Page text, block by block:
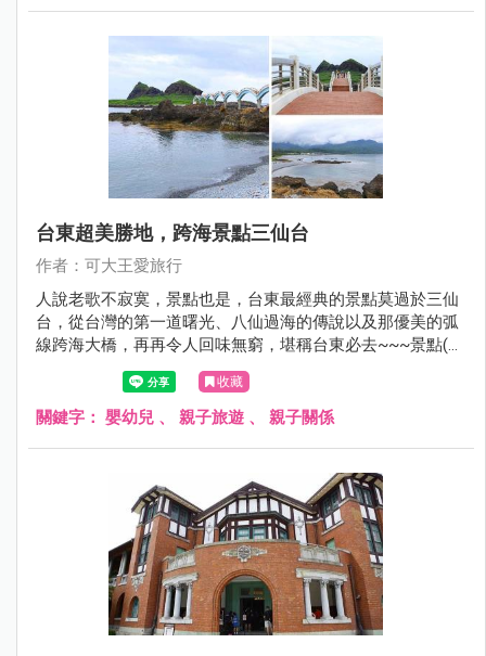
台東超美勝地，跨海景點三仙台
作者：可大王愛旅行
人說老歌不寂寞，景點也是，台東最經典的景點莫過於三仙
台，從台灣的第一道曙光、八仙過海的傳說以及那優美的弧
線跨海大橋，再再令人回味無窮，堪稱台東必去~~~景點(斷
點斷得很尷尬)。三仙台也是台灣少有的跨海景點，拾階踏上
拱橋遠眺愛心海灣。一旁是礫石沙灘，小孩玩石頭，爸媽吹
著海風讓人忘憂解愁。出發吧，一起越過跨海拱橋，尋找傳
收藏
關鍵字： 嬰幼兒 、 親子旅遊 、 親子關係